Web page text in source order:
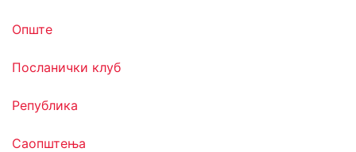
Опште
Посланички клуб
Република
Саопштења